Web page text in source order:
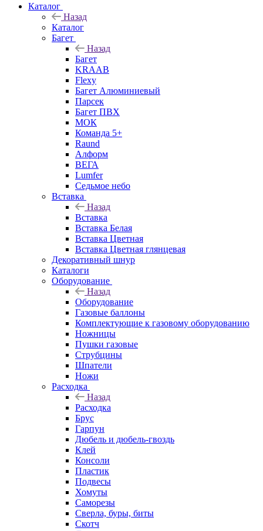
Каталог
Назад
Каталог
Багет
Назад
Багет
KRAAB
Flexy
Багет Алюминиевый
Парсек
Багет ПВХ
МОК
Команда 5+
Raund
Алформ
ВЕГА
Lumfer
Седьмое небо
Вставка
Назад
Вставка
Вставка Белая
Вставка Цветная
Вставка Цветная глянцевая
Декоративный шнур
Каталоги
Оборудование
Назад
Оборудование
Газовые баллоны
Комплектующие к газовому оборудованию
Ножницы
Пушки газовые
Струбцины
Шпатели
Ножи
Расходка
Назад
Расходка
Брус
Гарпун
Дюбель и дюбель-гвоздь
Клей
Консоли
Пластик
Подвесы
Хомуты
Саморезы
Сверла, буры, биты
Скотч